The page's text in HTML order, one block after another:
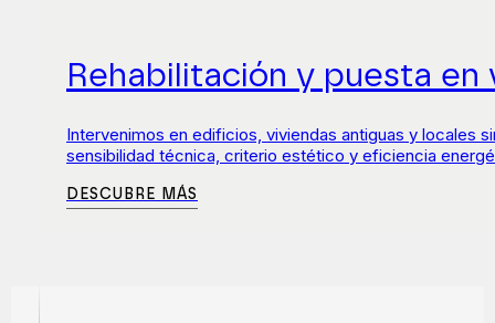
Rehabilitación y puesta
Intervenimos en edificios, viviendas antiguas y locales
sensibilidad técnica, criterio estético y eficiencia
DESCUBRE MÁS